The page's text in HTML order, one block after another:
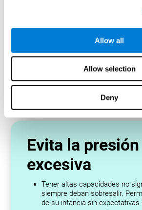
Allow all
Allow selection
Deny
casa
STEM, música o arte según
Involúcralos en discusiones,
curiosidad y permíteles
Evita la presión
excesiva
Tener altas capacidades no
siempre deban sobresalir.
de su infancia sin expectativas